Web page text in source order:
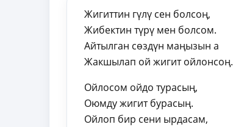
Жигиттин гүлү сен болсоң,
Жибектин түрү мен болсом.
Айтылган сөздүн маңызын а
Жакшылап ой жигит ойлонсоң.
Ойлосом ойдо турасың,
Оюмду жигит бурасың.
Ойлоп бир сени ырдасам,